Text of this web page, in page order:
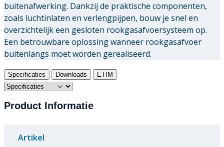
buitenafwerking. Dankzij de praktische componenten,
zoals luchtinlaten en verlengpijpen, bouw je snel en
overzichtelijk een gesloten rookgasafvoersysteem op.
Een betrouwbare oplossing wanneer rookgasafvoer
buitenlangs moet worden gerealiseerd.
Specificaties Downloads ETIM
Product Informatie
Artikel